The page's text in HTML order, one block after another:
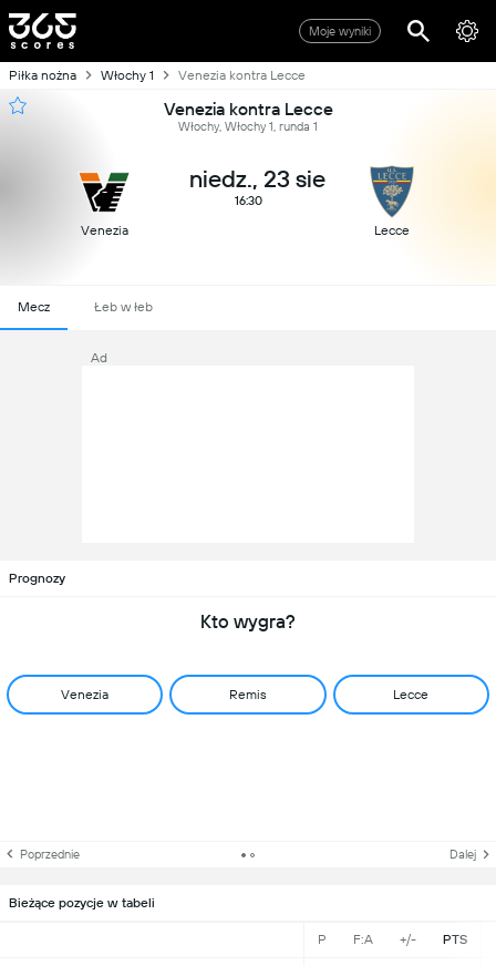
Moje wyniki
Piłka nożna Włochy 1 Venezia kontra Lecce
Venezia kontra Lecce
Włochy, Włochy 1, runda 1
Venezia
niedz., 23 sie
16:30
Lecce
Mecz Łeb w łeb
Ad
Prognozy
Kto wygra?
Venezia Remis Lecce
Poprzednie Dalej
Bieżące pozycje w tabeli
P F:A +/- PTS